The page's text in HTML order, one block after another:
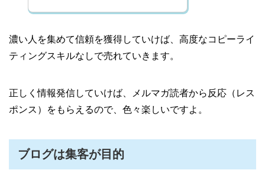
濃い人を集めて信頼を獲得していけば、高度なコピーライ
ティングスキルなしで売れていきます。
正しく情報発信していけば、メルマガ読者から反応（レス
ポンス）をもらえるので、色々楽しいですよ。
ブログは集客が目的